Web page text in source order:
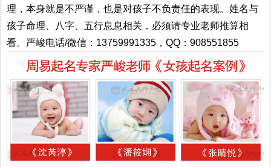
理，本身就是不严谨，也是对孩子不负责任的表现。姓名与
孩子命理、八字、五行息息相关，必须请专业老师推算相
看。严峻电话/微信：13759991335，QQ：908551855